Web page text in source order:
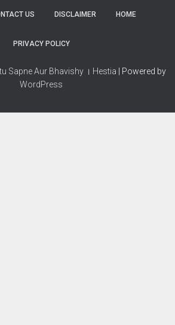
US DISCLAIMER HOME
PRIVACY POLICY
Sapne Aur Bhavishy । Hestia | Powered by
WordPress